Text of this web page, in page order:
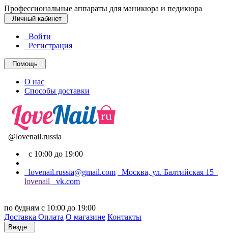
Профессиональные аппараты для маникюра и педикюра
Личный кабинет
Войти
Регистрация
Помощь
О нас
Способы доставки
@lovenail.russia
с 10:00 до 19:00
lovenail.russia@gmail.com
Москва, ул. Балтийская 15
lovenail
vk.com
по будням с 10:00 до 19:00
Доставка Оплата О магазине Контакты
Везде